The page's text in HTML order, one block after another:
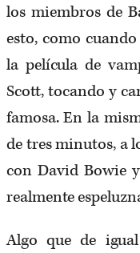
los miembros de
esto, como
la película de
Scott, tocando y
famosa. En la
de tres minutos, a
con David Bowie
realmente
Algo que de